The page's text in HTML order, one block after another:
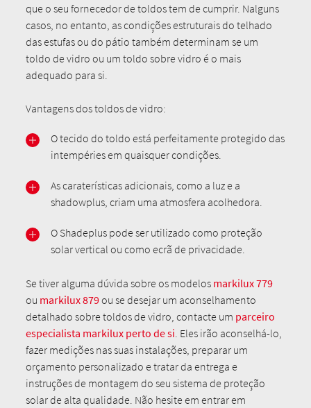
que o seu fornecedor de toldos tem de cumprir. Nalguns
casos, no entanto, as condições estruturais do telhado
das estufas ou do pátio também determinam se um
toldo de vidro ou um toldo sobre vidro é o mais
adequado para si.
Vantagens dos toldos de vidro:
O tecido do toldo está perfeitamente protegido das
intempéries em quaisquer condições.
As caraterísticas adicionais, como a luz e a
shadowplus, criam uma atmosfera acolhedora.
O Shadeplus pode ser utilizado como proteção
solar vertical ou como ecrã de privacidade.
Se tiver alguma dúvida sobre os modelos markilux 779
ou markilux 879ou se desejar um aconselhamento
detalhado sobre toldos de vidro, contacte um parceiro
especialista markilux perto de si. Eles irão aconselhá-lo,
fazer medições nas suas instalações, preparar um
orçamento personalizado e tratar da entrega e
instruções de montagem do seu sistema de proteção
solar de alta qualidade. Não hesite em entrar em